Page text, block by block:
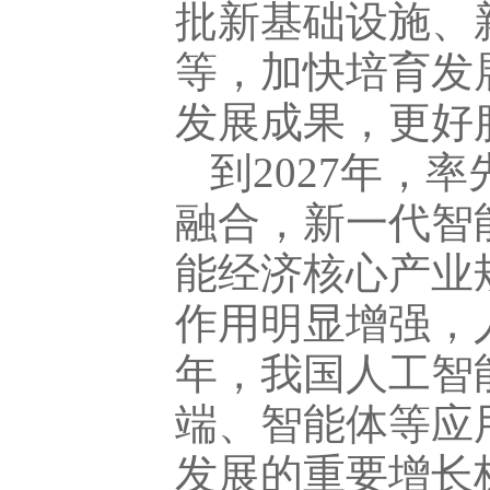
批新基础设施、
等，加快培育
发展成果，更
到2027年，率
融合，新一代智
能经济核心产
作用明显增强，
年，我国人工智
端、智能体等应
发展的重要增长